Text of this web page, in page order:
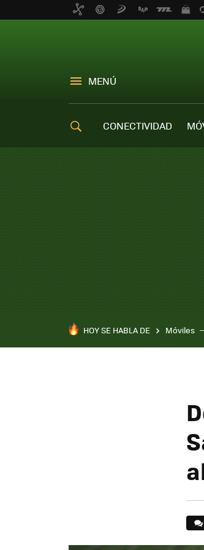
MENÚ
CONECTIVIDAD
HOY SE HABLA DE Móviles